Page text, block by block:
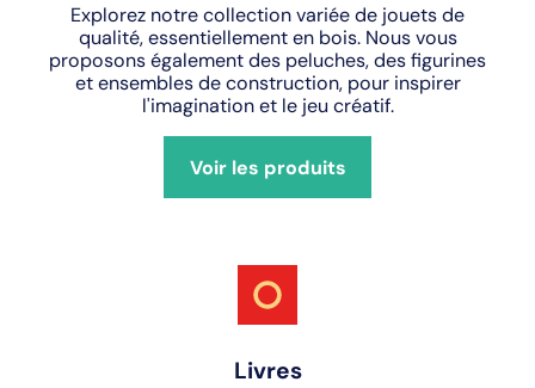
Explorez notre collection variée de jouets de
qualité, essentiellement en bois. Nous vous
proposons également des peluches, des figurines
et ensembles de construction, pour inspirer
l'imagination et le jeu créatif.
Voir les produits
Livres